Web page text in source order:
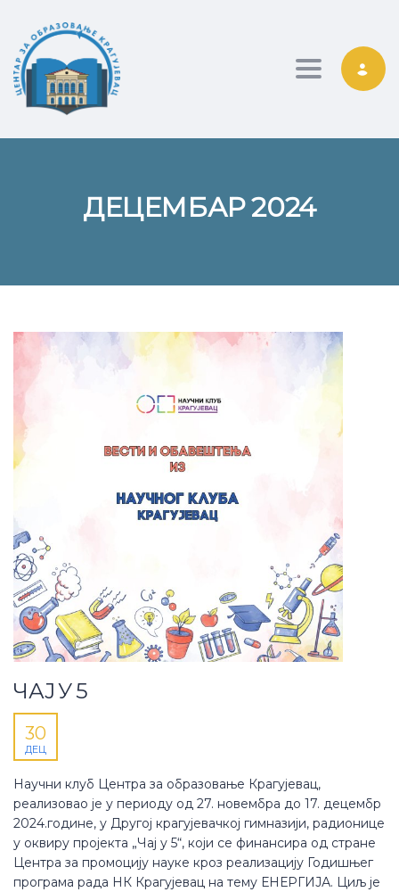
Toggle
ДЕЦЕМБАР 2024
ЧАЈ У 5
30
ДЕЦ
Научни клуб Центра за образовање Крагујевац,
реализовао је у периоду од 27. новембра до 17. децембр
2024.године, у Другој крагујевачкој гимназији, радионице
у оквиру пројекта „Чај у 5“, који се финансира од стране
Центра за промоцију науке кроз реализацију Годишњег
програма рада НК Крагујевац на тему ЕНЕРГИЈА. Циљ је